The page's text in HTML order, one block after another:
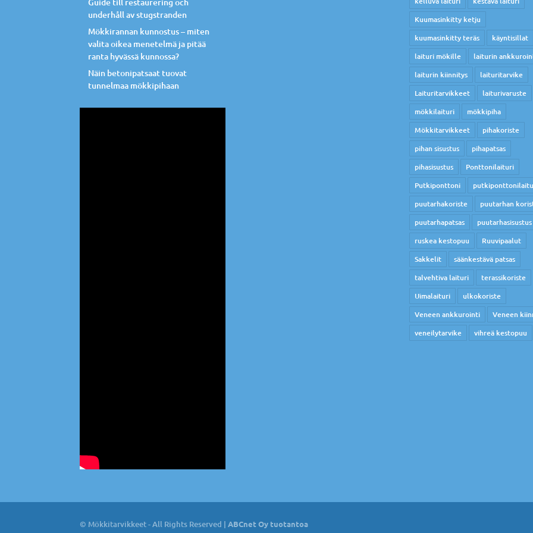
underhåll av stugstranden
Mökkirannan kunnostus – miten
valita oikea menetelmä ja pitää
ranta hyvässä kunnossa?
Näin betonipatsaat tuovat
tunnelmaa mökkipihaan
Kuumasinkitty ketju
kuumasinkitty teräs
käyntisillat
laituri mökille
laiturin
laiturin kiinnitys
laituritarvike
Laituritarvikkeet
laiturivaruste
mökkilaituri
mökkipiha
Mökkitarvikkeet
pihakoriste
pihan sisustus
pihapatsas
pihasisustus
Ponttonilaituri
Putkiponttoni
puutarhakoriste
puutarhan
puutarhapatsas
puutarhasisustus
ruskea kestopuu
Ruuvipaalut
Sakkelit
säänkestävä patsas
talvehtiva laituri
terassikoriste
Uimalaituri
ulkokoriste
Veneen ankkurointi
Veneen
veneilytarvike
vihreä kestopuu
© Mökkitarvikkeet - All Rights Reserved |ABCnet Oy tuotantoa